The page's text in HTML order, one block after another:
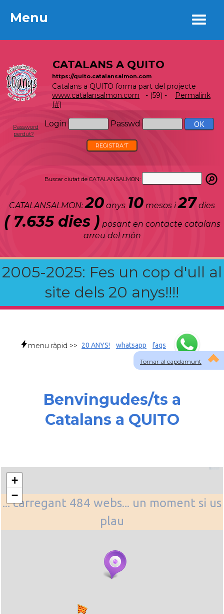
Menu
CATALANS A QUITO
https://quito.catalansalmon.com
Catalans a QUITO forma part del projecte
www.catalansalmon.com - (59) -
Permalink
(#)
Login Passwd
Password
perdut?
REGISTRA'T
Buscar ciutat de CATALANSALMON:
CATALANSALMON:20 anys 10 mesos i27 dies
( 7.635 dies ) posant en contacte catalans
arreu del món
2005-2025: Fes un cop d'ull al
site dels 20 anys!!!!
Menu
Tornar al capdamunt
menu ràpid >> 20 ANYS! whatsapp faqs
Benvingudes/ts a
Catalans a QUITO
... carregant 484 webs... un moment si us
plau
+
−